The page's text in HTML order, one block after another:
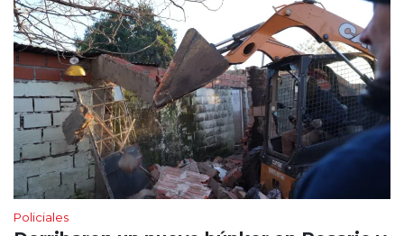
Policiales